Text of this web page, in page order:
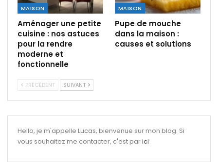
MAISON
Aménager une petite
cuisine : nos astuces
pour la rendre
moderne et
fonctionnelle
MAISON
Pupe de mouche
dans la maison :
causes et solutions
PRÉCÉDENT SUIVANT
Hello, je m'appelle Lucas, bienvenue sur mon blog. Si
vous souhaitez me contacter, c'est parici